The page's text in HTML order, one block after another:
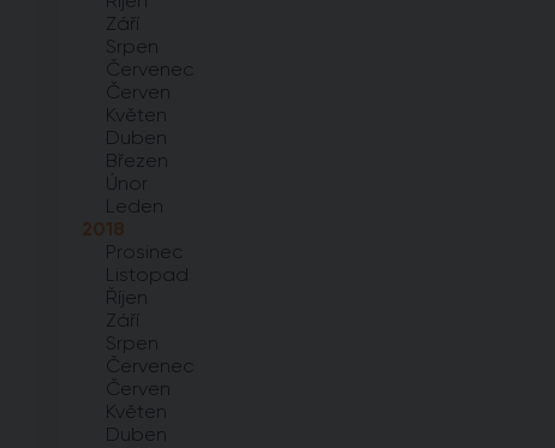
Září
Srpen
Červenec
Červen
Květen
Duben
Březen
Únor
Leden
2018
Prosinec
Listopad
Říjen
Září
Srpen
Červenec
Červen
Květen
Duben